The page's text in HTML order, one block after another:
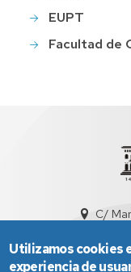
EUPT
Facultad de
C/
Utilizamos cookies
experiencia de